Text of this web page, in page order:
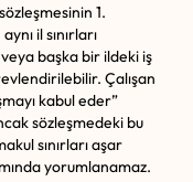
1.
il sınırları
başka bir ildeki iş
Çalışan
kabul eder”
sözleşmedeki bu
sınırları aşar
yorumlanamaz.